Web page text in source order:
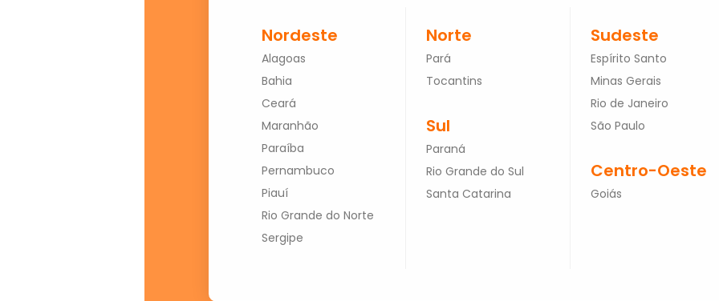
Nordeste
Alagoas
Bahia
Ceará
Maranhão
Paraíba
Pernambuco
Piauí
Rio Grande do Norte
Sergipe
Norte
Pará
Tocantins
Sul
Paraná
Rio Grande do Sul
Santa Catarina
Sudeste
Espírito Santo
Minas Gerais
Rio de Janeiro
São Paulo
Centro-Oeste
Goiás